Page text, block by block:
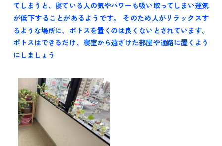
てしまうと、寝ている人の気やパワーも吸い取ってしまい運気
が低下することがあるようです。 そのため人がリラックスす
るような場所に、ポトスを置くのは良くないとされています。
ポトスはできるだけ、寝室から遠ざけた部屋や通路に置くよう
にしましょう